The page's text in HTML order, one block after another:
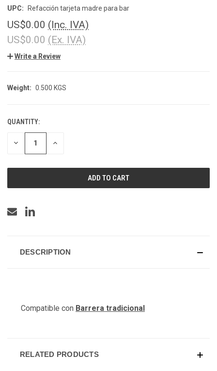
UPC:
Refacción tarjeta madre para bar
US$0.00 (Inc. IVA)
US$0.00 (Ex. IVA)
Write a Review
Weight: 0.500 KGS
CURRENT
STOCK:
QUANTITY:
DECREASE INCREASE
DESCRIPTION
Compatible con Barrera tradicional
RELATED PRODUCTS